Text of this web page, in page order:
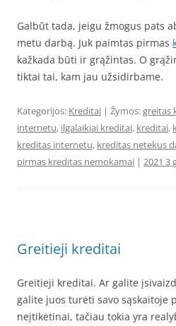
Galbūt tada, jeigu žmogus pats
metu darbą. Juk paimtas pirmas
kažkada būti ir grąžintas. O
tiktai tai, kam jau užsidirbame.
Kategorijos: Kreditai | Žymos:greitas
internetu, ilgalaikiai kreditai, kreditai,
kreditas internetu, kreditas netekus
pirmas kreditas nemokamai | 2021 3
Greitieji kreditai
Greitieji kreditai. Ar galite
galite juos turėti savo sąskaitoje
neįtikėtinai, tačiau tokia yra